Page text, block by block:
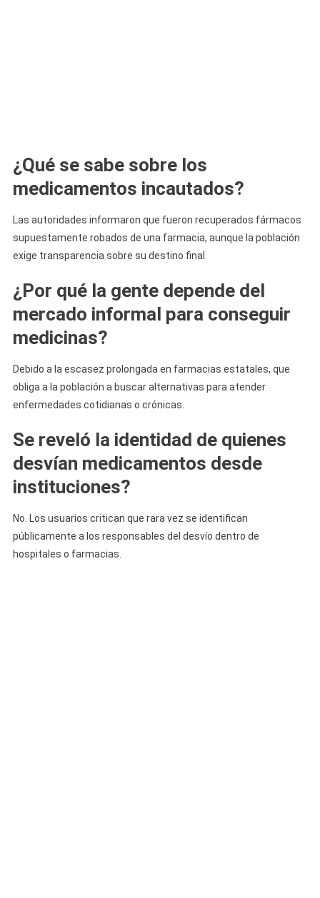
¿Qué se sabe sobre los
medicamentos incautados?
Las autoridades informaron que fueron recuperados fármacos
supuestamente robados de una farmacia, aunque la población
exige transparencia sobre su destino final.
¿Por qué la gente depende del
mercado informal para conseguir
medicinas?
Debido a la escasez prolongada en farmacias estatales, que
obliga a la población a buscar alternativas para atender
enfermedades cotidianas o crónicas.
Se reveló la identidad de quienes
desvían medicamentos desde
instituciones?
No. Los usuarios critican que rara vez se identifican
públicamente a los responsables del desvío dentro de
hospitales o farmacias.